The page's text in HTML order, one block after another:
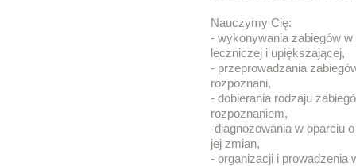
Nauczymy Cię:
- wykonywania zabiegów
leczniczej i upiększającej,
- przeprowadzania
rozpoznani,
- dobierania rodzaju
rozpoznaniem,
-diagnozowania w oparciu
jej zmian,
- organizacji i prowadzenia